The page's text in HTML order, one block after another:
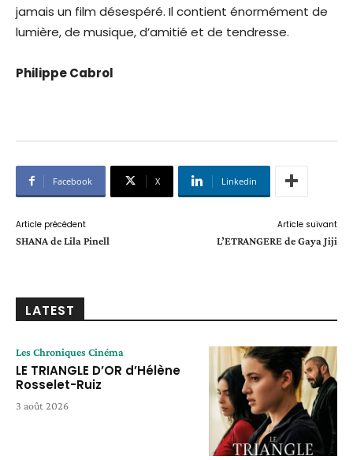
jamais un film désespéré. Il contient énormément de
lumière, de musique, d’amitié et de tendresse.
Philippe Cabrol
Facebook X Linkedin
Article précédent
SHANA de Lila Pinell
Article suivant
L’ETRANGERE de Gaya Jiji
LATEST
Les Chroniques Cinéma
LE TRIANGLE D’OR d’Hélène
Rosselet-Ruiz
3 août 2026